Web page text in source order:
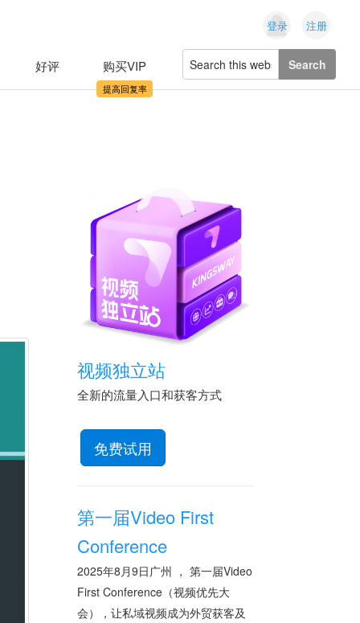
登录 注册
好评 购买VIP
Search
this
website
视频独立站
全新的流量入口和获客方式
免费试用
第一届Video First
Conference
2025年8月9日广州 ， 第一届Video
First Conference（视频优先大
会），让私域视频成为外贸获客及